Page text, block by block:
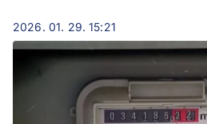
2026. 01. 29. 15:21